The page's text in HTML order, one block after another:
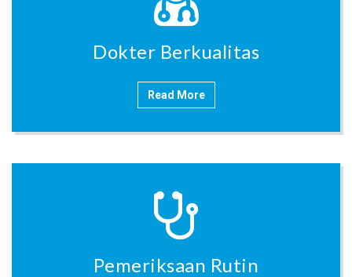
Dokter Berkualitas
Read More
Pemeriksaan Rutin